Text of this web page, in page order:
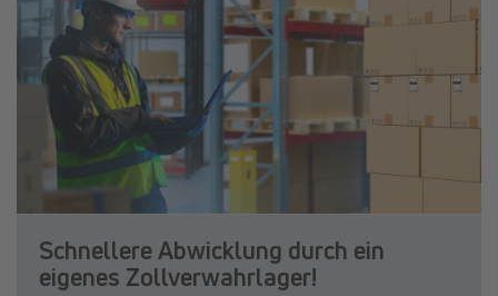
Schnellere Abwicklung durch ein
eigenes Zollverwahrlager!